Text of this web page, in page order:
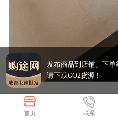
首页 联系
发布商品到店铺、下单
请下载GO2货源！